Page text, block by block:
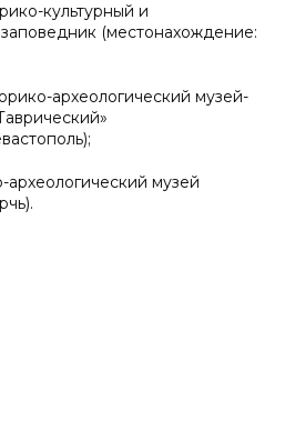
культурный и
(местонахождение:
археологический музей-
музей